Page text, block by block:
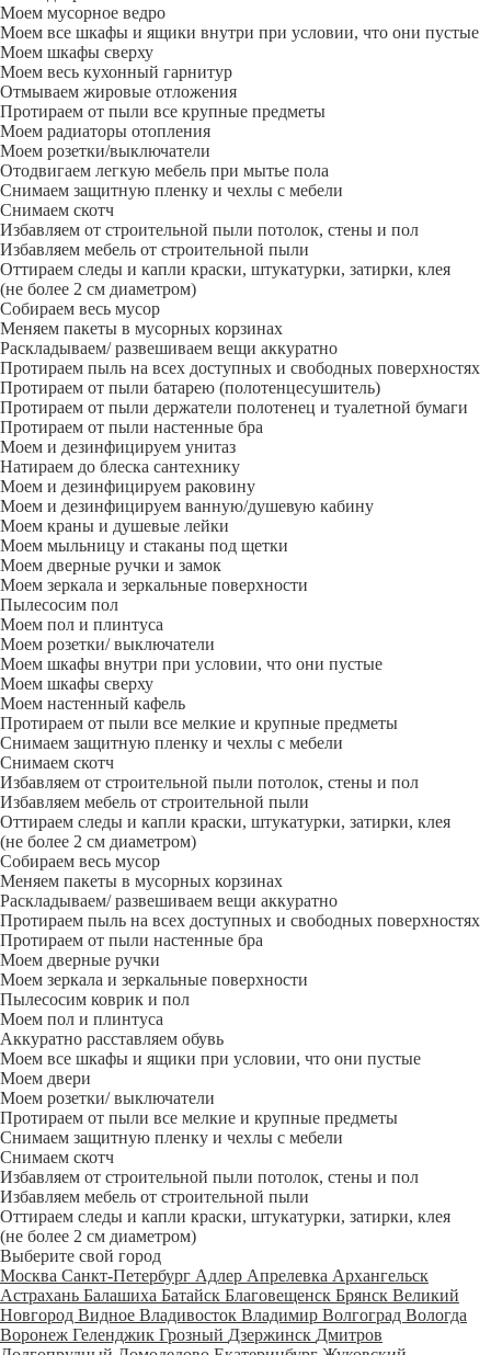
Моем мусорное ведро
Моем все шкафы и ящики внутри при условии, что они пустые
Моем шкафы сверху
Моем весь кухонный гарнитур
Отмываем жировые отложения
Протираем от пыли все крупные предметы
Моем радиаторы отопления
Моем розетки/выключатели
Отодвигаем легкую мебель при мытье пола
Снимаем защитную пленку и чехлы с мебели
Снимаем скотч
Избавляем от строительной пыли потолок, стены и пол
Избавляем мебель от строительной пыли
Оттираем следы и капли краски, штукатурки, затирки, клея
(не более 2 см диаметром)
Собираем весь мусор
Меняем пакеты в мусорных корзинах
Раскладываем/ развешиваем вещи аккуратно
Протираем пыль на всех доступных и свободных поверхностях
Протираем от пыли батарею (полотенцесушитель)
Протираем от пыли держатели полотенец и туалетной бумаги
Протираем от пыли настенные бра
Моем и дезинфицируем унитаз
Натираем до блеска сантехнику
Моем и дезинфицируем раковину
Моем и дезинфицируем ванную/душевую кабину
Моем краны и душевые лейки
Моем мыльницу и стаканы под щетки
Моем дверные ручки и замок
Моем зеркала и зеркальные поверхности
Пылесосим пол
Моем пол и плинтуса
Моем розетки/ выключатели
Моем шкафы внутри при условии, что они пустые
Моем шкафы сверху
Моем настенный кафель
Протираем от пыли все мелкие и крупные предметы
Снимаем защитную пленку и чехлы с мебели
Снимаем скотч
Избавляем от строительной пыли потолок, стены и пол
Избавляем мебель от строительной пыли
Оттираем следы и капли краски, штукатурки, затирки, клея
(не более 2 см диаметром)
Собираем весь мусор
Меняем пакеты в мусорных корзинах
Раскладываем/ развешиваем вещи аккуратно
Протираем пыль на всех доступных и свободных поверхностях
Протираем от пыли настенные бра
Моем дверные ручки
Моем зеркала и зеркальные поверхности
Пылесосим коврик и пол
Моем пол и плинтуса
Аккуратно расставляем обувь
Моем все шкафы и ящики при условии, что они пустые
Моем двери
Моем розетки/ выключатели
Протираем от пыли все мелкие и крупные предметы
Снимаем защитную пленку и чехлы с мебели
Снимаем скотч
Избавляем от строительной пыли потолок, стены и пол
Избавляем мебель от строительной пыли
Оттираем следы и капли краски, штукатурки, затирки, клея
(не более 2 см диаметром)
Выберите свой город
Москва Санкт-Петербург Адлер Апрелевка Архангельск
Астрахань Балашиха Батайск Благовещенск Брянск Великий
Новгород Видное Владивосток Владимир Волгоград Вологда
Воронеж Геленджик Грозный Дзержинск Дмитров